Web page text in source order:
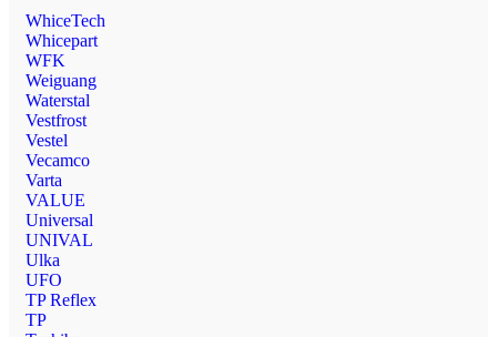
WhiceTech
Whicepart
WFK
Weiguang
Waterstal
Vestfrost
Vestel
Vecamco
Varta
VALUE
Universal
UNIVAL
Ulka
UFO
TP Reflex
TP